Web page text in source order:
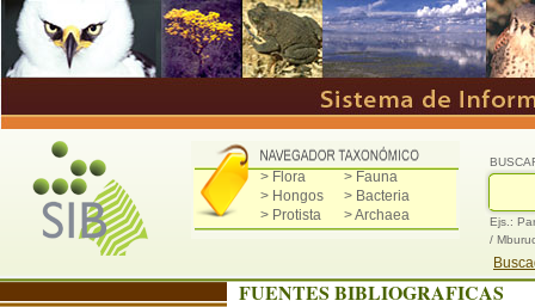
> Flora
> Fauna
> Hongos
> Bacteria
> Protista
> Archaea
Ejs.:
/
FUENTES BIBLIOGRAFICAS